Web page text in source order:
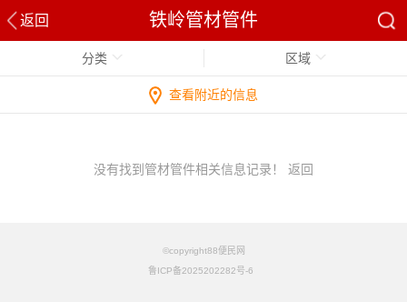
返回 铁岭管材管件
分类 区域
查看附近的信息
没有找到管材管件相关信息记录！ 返回
©copyright88便民网
鲁ICP备2025202282号-6